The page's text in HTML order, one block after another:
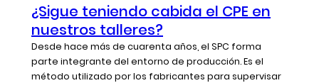
¿Sigue teniendo cabida el CPE en
nuestros talleres?
Desde hace más de cuarenta años, el SPC forma
parte integrante del entorno de producción. Es el
método utilizado por los fabricantes para supervisar